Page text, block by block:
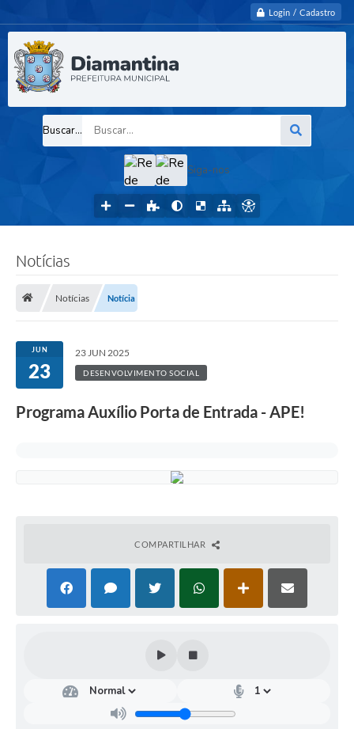
Login / Cadastro
Buscar...
Siga-nos
Notícias
Notícias Notícia
JUN
23
23 JUN 2025
DESENVOLVIMENTO SOCIAL
Programa Auxílio Porta de Entrada - APE!
COMPARTILHAR